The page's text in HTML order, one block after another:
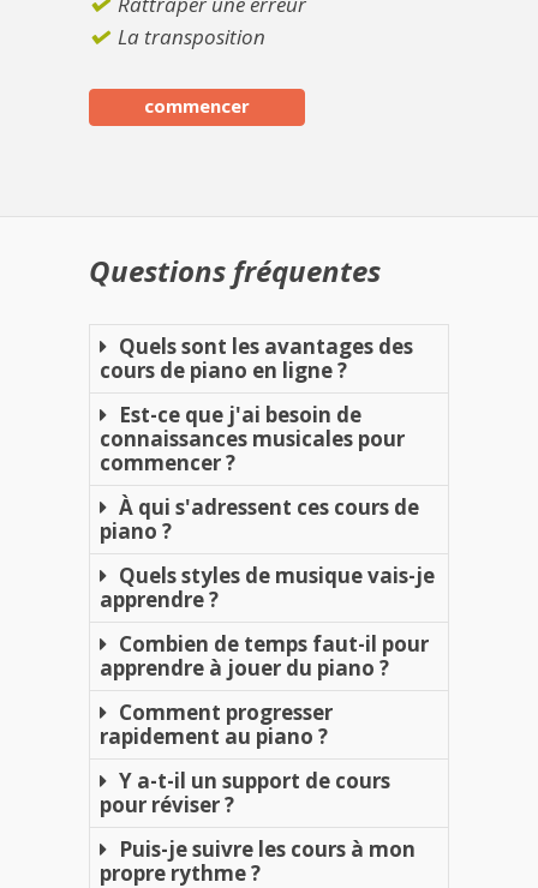
La transposition
commencer
Questions fréquentes
Quels sont les avantages des
cours de piano en ligne ?
Est-ce que j'ai besoin de
connaissances musicales pour
commencer ?
À qui s'adressent ces cours de
piano ?
Quels styles de musique vais-je
apprendre ?
Combien de temps faut-il pour
apprendre à jouer du piano ?
Comment progresser
rapidement au piano ?
Y a-t-il un support de cours
pour réviser ?
Puis-je suivre les cours à mon
propre rythme ?